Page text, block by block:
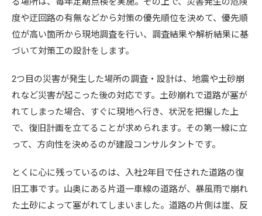
度や迂回路の有無などから対策の優先順位を決めて、優先順
位が高い箇所から現地調査を行い、調査結果や解析結果に基
づいて対策工の設計をします。
2つ目の災害が発生した場所の調査・設計は、地震や土砂崩
れなど災害が起こった後の対応です。土砂崩れで道路が塞が
れてしまった場合、すぐに現地へ行き、状況を把握した上
で、復旧計画を立てることが求められます。その第一線に立
って、方向性を決めるのが建設コンサルタントです。
とくに心に残っているのは、入社2年目で任された道路の復
旧工事です。山奥にある片道一車線の道路が、暴風雨で崩れ
た土砂によって塞がれてしまいました。道路の片側は崖、反